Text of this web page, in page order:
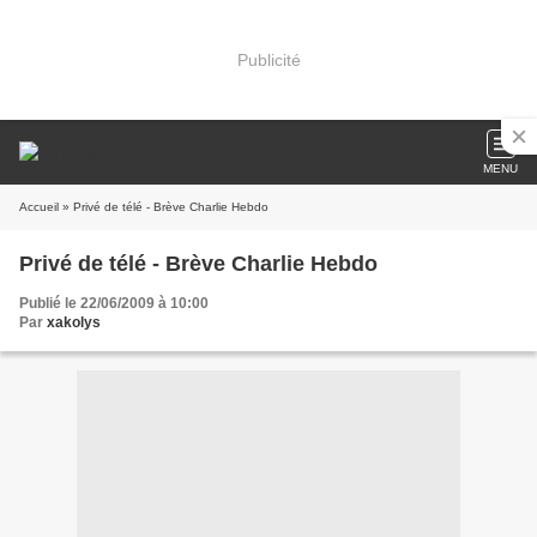
Publicité
MENU
Accueil » Privé de télé - Brève Charlie Hebdo
Privé de télé - Brève Charlie Hebdo
Publié le 22/06/2009 à 10:00
Par xakolys